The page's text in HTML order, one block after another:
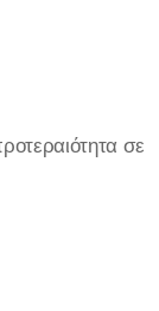
σε